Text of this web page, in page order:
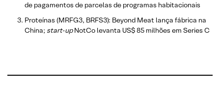
de pagamentos de parcelas de programas habitacionais
Proteínas (MRFG3, BRFS3): Beyond Meat lança fábrica na
China; start-upNotCo levanta US$ 85 milhões em Series C